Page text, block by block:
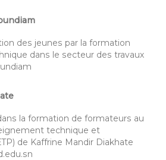
des jeunes par la formation
dans le secteur des travaux
la formation de formateurs au
technique et
de Kaffrine Mandir Diakhate